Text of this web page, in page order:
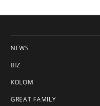
NEWS
BIZ
KOLOM
GREAT FAMILY